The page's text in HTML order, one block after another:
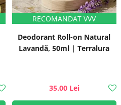
Deodorant Roll-on Natural
Lavandă, 50ml | Terralura
35.00 Lei